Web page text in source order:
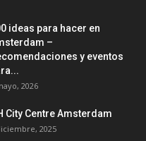
ideas para hacer en
–
y eventos
2026
City Centre Amsterdam
2025